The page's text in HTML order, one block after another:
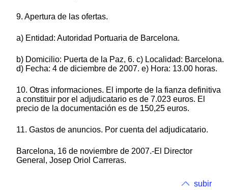
9. Apertura de las ofertas.
a) Entidad: Autoridad Portuaria de Barcelona.
b) Domicilio: Puerta de la Paz, 6. c) Localidad: Barcelona.
d) Fecha: 4 de diciembre de 2007. e) Hora: 13.00 horas.
10. Otras informaciones. El importe de la fianza definitiva
a constituir por el adjudicatario es de 7.023 euros. El
precio de la documentación es de 150,25 euros.
11. Gastos de anuncios. Por cuenta del adjudicatario.
Barcelona, 16 de noviembre de 2007.-El Director
General, Josep Oriol Carreras.
subir